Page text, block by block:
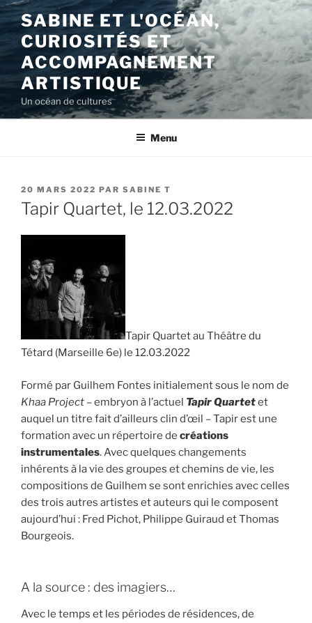
Aller
au
contenu
principal
SABINE ET L'OCÉAN,
CURIOSITÉS ET
ACCOMPAGNEMENT
ARTISTIQUE
Un océan de cultures
Menu
PUBLIÉ
LE
20 MARS 2022 PAR SABINE T
Tapir Quartet, le 12.03.2022
Tapir Quartet au Théâtre du
Tétard (Marseille 6e) le 12.03.2022
Formé par Guilhem Fontes initialement sous le nom de
Khaa Project – embryon à l’actuel Tapir Quartetet
auquel un titre fait d’ailleurs clin d’œil – Tapir est une
formation avec un répertoire de créations
instrumentales. Avec quelques changements
inhérents à la vie des groupes et chemins de vie, les
compositions de Guilhem se sont enrichies avec celles
des trois autres artistes et auteurs qui le composent
aujourd’hui : Fred Pichot, Philippe Guiraud et Thomas
Bourgeois.
A la source : des imagiers…
Avec le temps et les périodes de résidences, de